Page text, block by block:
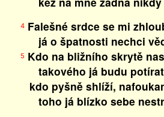
4Falešné srdce se mi
já o špatnosti nechci
5 Kdo na bližního skrytě
takového já budu
kdo pyšně shlíží,
toho já blízko sebe